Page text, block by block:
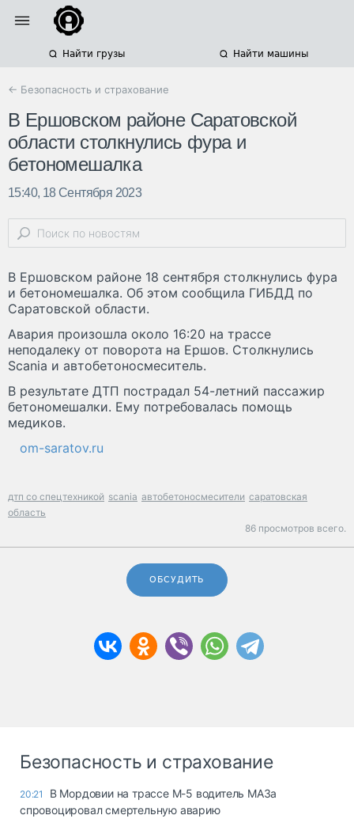
Найти грузы Найти машины
← Безопасность и страхование
В Ершовском районе Саратовской
области столкнулись фура и
бетономешалка
15:40, 18 Сентября 2023
В Ершовском районе 18 сентября столкнулись фура
и бетономешалка. Об этом сообщила ГИБДД по
Саратовской области.
Авария произошла около 16:20 на трассе
неподалеку от поворота на Ершов. Столкнулись
Scania и автобетоносмеситель.
В результате ДТП пострадал 54-летний пассажир
бетономешалки. Ему потребовалась помощь
медиков.
om-saratov.ru
дтп со спецтехникой scania автобетоносмесители саратовская
область
86 просмотров всего.
ОБСУДИТЬ
Безопасность и страхование
20:21
В Мордовии на трассе М-5 водитель МАЗа
спровоцировал смертельную аварию